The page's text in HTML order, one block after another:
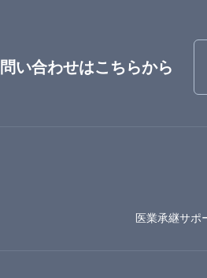
い合わせはこちらから
医業承継サポ